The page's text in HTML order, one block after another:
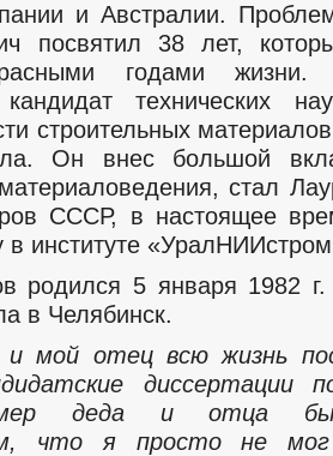
и Австралии.
посвятил 38 лет,
годами
технических
строительных
Он внес большой
материаловедения, стал
СССР, в настоящее
в институте
родился 5 января 1982
в Челябинск.
мой отец всю жизнь
диссертации
деда и отца
что я просто не мог